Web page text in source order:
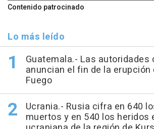
Contenido patrocinado
Lo más leído
Guatemala.- Las autoridades
anuncian el fin de la erupción
Fuego
Ucrania.- Rusia cifra en 640
muertos y en 540 los heridos